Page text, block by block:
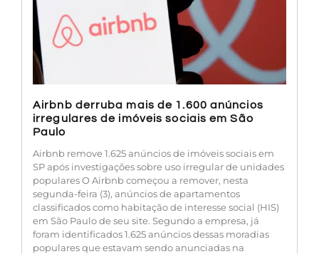
Airbnb derruba mais de 1.600 anúncios
irregulares de imóveis sociais em São
Paulo
Airbnb remove 1.625 anúncios de imóveis sociais em
SP após investigações sobre uso irregular de unidades
populares O Airbnb começou a remover, nesta
segunda-feira (3), anúncios de apartamentos
classificados como habitação de interesse social (HIS)
em São Paulo de seu site. Segundo a empresa, já
foram identificados 1.625 anúncios dessas moradias
populares que estavam sendo anunciadas na